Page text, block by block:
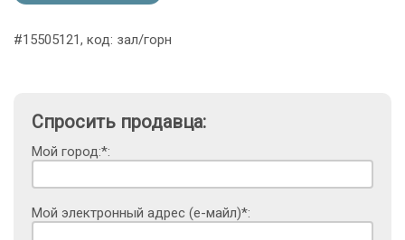
#15505121, код: зал/горн
Спросить продавца:
Мой город:*:
Мой электронный адрес (е-майл)*: